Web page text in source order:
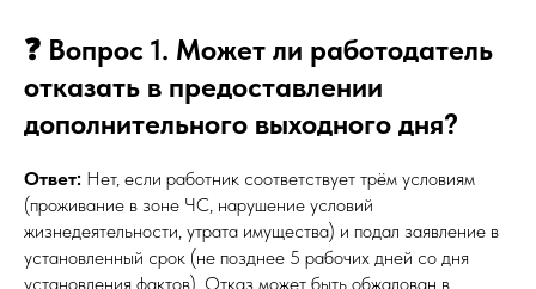
❓ Вопрос 1. Может ли работодатель
отказать в предоставлении
дополнительного выходного дня?
Ответ: Нет, если работник соответствует трём условиям
(проживание в зоне ЧС, нарушение условий
жизнедеятельности, утрата имущества) и подал заявление в
установленный срок (не позднее 5 рабочих дней со дня
установления фактов). Отказ может быть обжалован в